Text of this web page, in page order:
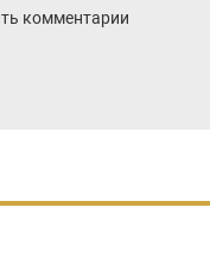
комментарии